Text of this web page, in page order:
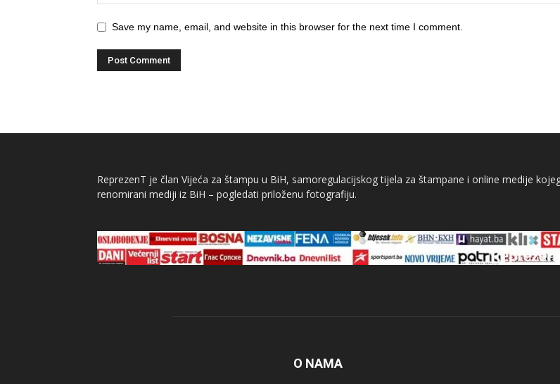
Save my name, email, and website in this browser for the next time I comment.
ReprezenT je član Vijeća za štampu u BiH, samoregulacijskog tijela za štampane i online medije
renomirani mediji iz BiH – pogledati priloženu fotografiju.
O NAMA